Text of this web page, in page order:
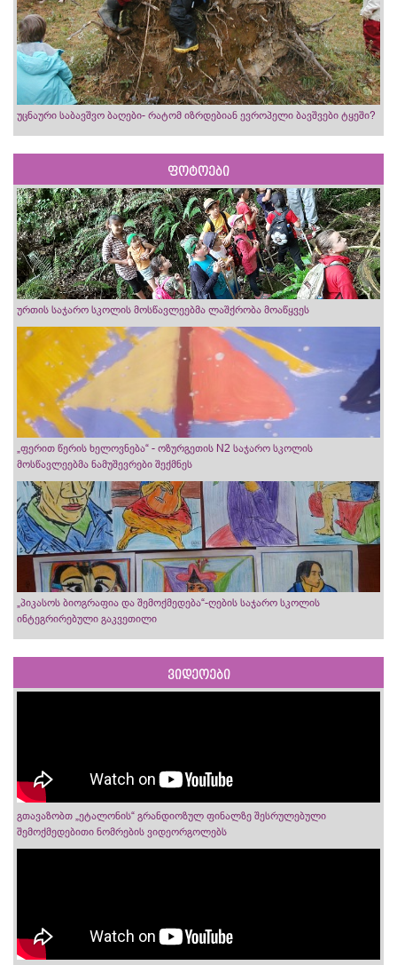
უცნაური საბავშვო ბაღები- რატომ იზრდებიან ევროპელი ბავშვები ტყეში?
ფოტოები
ურთის საჯარო სკოლის მოსწავლეებმა ლაშქრობა მოაწყვეს
„ფერით წერის ხელოვნება“ - ოზურგეთის N2 საჯარო სკოლის
მოსწავლეებმა ნამუშევრები შექმნეს
„პიკასოს ბიოგრაფია და შემოქმედება“-ღების საჯარო სკოლის
ინტეგრირებული გაკვეთილი
ვიდეოები
გთავაზობთ „ეტალონის“ გრანდიოზულ ფინალზე შესრულებული
შემოქმედებითი ნომრების ვიდეორგოლებს